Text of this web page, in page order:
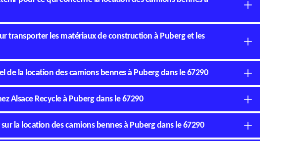
transporter les matériaux de construction à Puberg et les
de la location des camions bennes à Puberg dans le 67290
Alsace Recycle à Puberg dans le 67290
la location des camions bennes à Puberg dans le 67290